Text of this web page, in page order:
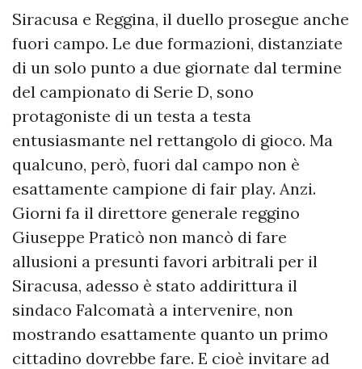
Siracusa e Reggina, il duello prosegue anche
fuori campo. Le due formazioni, distanziate
di un solo punto a due giornate dal termine
del campionato di Serie D, sono
protagoniste di un testa a testa
entusiasmante nel rettangolo di gioco. Ma
qualcuno, però, fuori dal campo non è
esattamente campione di fair play. Anzi.
Giorni fa il direttore generale reggino
Giuseppe Praticò non mancò di fare
allusioni a presunti favori arbitrali per il
Siracusa, adesso è stato addirittura il
sindaco Falcomatà a intervenire, non
mostrando esattamente quanto un primo
cittadino dovrebbe fare. E cioè invitare ad